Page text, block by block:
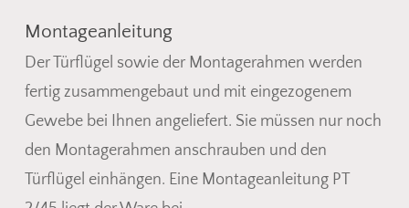
Montageanleitung
Der Türflügel sowie der Montagerahmen werden
fertig zusammengebaut und mit eingezogenem
Gewebe bei Ihnen angeliefert. Sie müssen nur noch
den Montagerahmen anschrauben und den
Türflügel einhängen. Eine Montageanleitung PT